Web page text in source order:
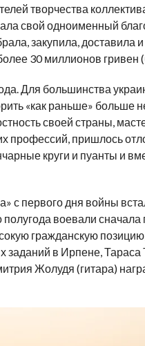
творчества
свой одноименный
закупила,
30 миллионов гривен
Для большинства
«как раньше»
своей страны,
профессий, пришлось
круги и пуанты и
с первого дня войны
воевали
гражданскую
в Ирпене, Тараса
Жолудя (гитара)